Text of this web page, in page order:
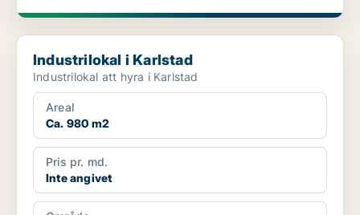
Industrilokal i Karlstad
Industrilokal i Karlstad
Industrilokal att hyra i Karlstad
Areal
Ca. 980 m2
Pris pr. md.
Inte angivet